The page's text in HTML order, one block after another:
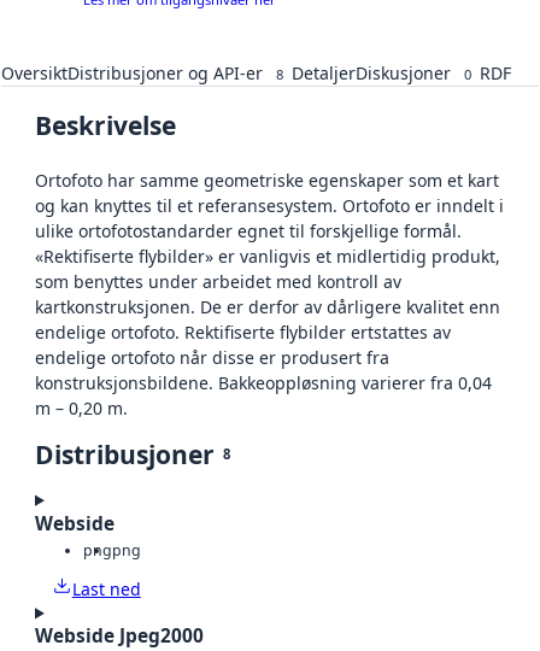
OversiktDistribusjoner og API-er 8 DetaljerDiskusjoner 0 RDF
Beskrivelse
Ortofoto har samme geometriske egenskaper som et kart
og kan knyttes til et referansesystem. Ortofoto er inndelt i
ulike ortofotostandarder egnet til forskjellige formål.
«Rektifiserte flybilder» er vanligvis et midlertidig produkt,
som benyttes under arbeidet med kontroll av
kartkonstruksjonen. De er derfor av dårligere kvalitet enn
endelige ortofoto. Rektifiserte flybilder ertstattes av
endelige ortofoto når disse er produsert fra
konstruksjonsbildene. Bakkeoppløsning varierer fra 0,04
m – 0,20 m.
Distribusjoner 8
Webside
pngpng
Last ned
Webside Jpeg2000